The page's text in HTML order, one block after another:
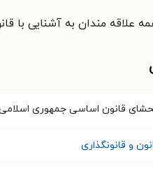
علاقه مندان به آشنایی با
قانون اساسی جمهوری اسلامی
و قانونگذاری